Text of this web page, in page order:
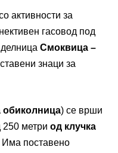
активности за
гасовод под
Смоквица –
знаци за
обиколница) се врши
250 метри од клучка
Има поставено